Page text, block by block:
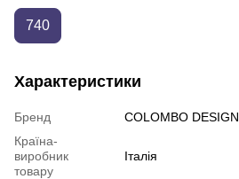
740
Характеристики
Бренд
COLOMBO DESIGN
Країна-
виробник
товару
Італія